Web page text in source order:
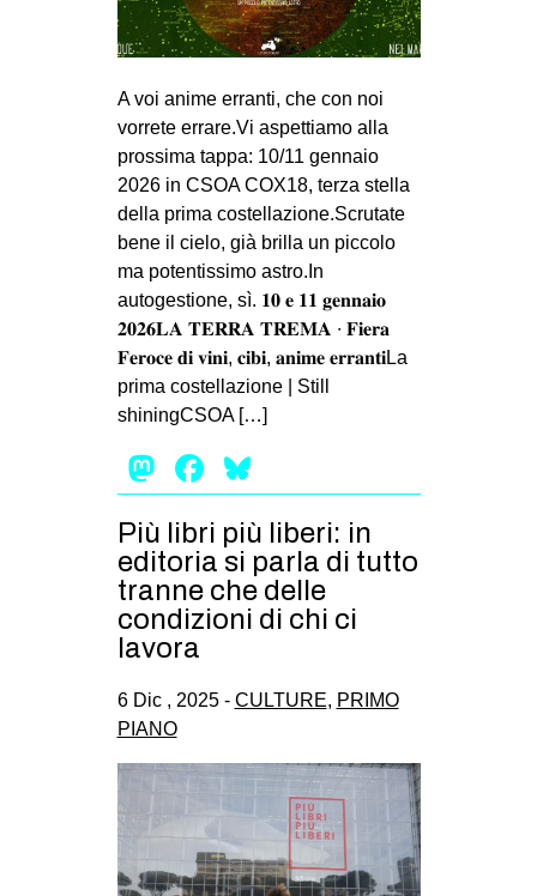
MILANO
SPAZI
SPORT POPOLARE
MOVIMENTI
AMBIENTE
ANTIFASCISMO
DIRITTO ALL’ABITARE
GENERI
MIGRAZIONI
PRECARIATO
REPRESSIONE
STUDENTI
CULTURE
ARTE
MANIFESTI
RECENSIONI
INTERNAZIONALE
AFRICA
A voi anime erranti, che con noi
vorrete errare.Vi aspettiamo alla
prossima tappa: 10/11 gennaio
2026 in CSOA COX18, terza stella
della prima costellazione.Scrutate
bene il cielo, già brilla un piccolo
ma potentissimo astro.In
autogestione, sì. 𝟏𝟎 𝐞 𝟏𝟏 𝐠𝐞𝐧𝐧𝐚𝐢𝐨
𝟐𝟎𝟐𝟔𝐋𝐀 𝐓𝐄𝐑𝐑𝐀 𝐓𝐑𝐄𝐌𝐀 ∙ 𝐅𝐢𝐞𝐫𝐚
𝐅𝐞𝐫𝐨𝐜𝐞 𝐝𝐢 𝐯𝐢𝐧𝐢, 𝐜𝐢𝐛𝐢, 𝐚𝐧𝐢𝐦𝐞 𝐞𝐫𝐫𝐚𝐧𝐭𝐢La
prima costellazione | Still
shiningCSOA […]
Mastodon
Facebook
Più libri più liberi: in
editoria si parla di tutto
tranne che delle
condizioni di chi ci
lavora
6 Dic , 2025 - CULTURE, PRIMO
PIANO